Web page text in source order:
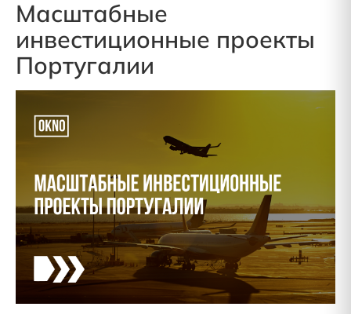
Масштабные
инвестиционные проекты
Португалии